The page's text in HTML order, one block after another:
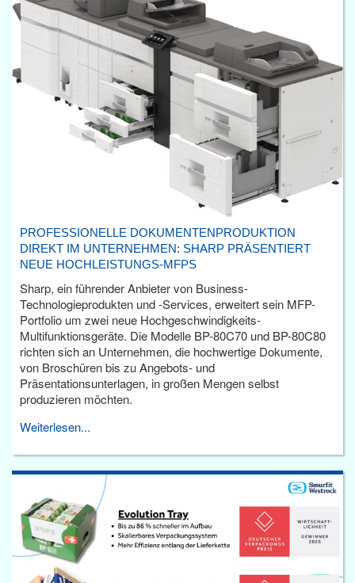
PROFESSIONELLE DOKUMENTENPRODUKTION
DIREKT IM UNTERNEHMEN: SHARP PRÄSENTIERT
NEUE HOCHLEISTUNGS-MFPS
Sharp, ein führender Anbieter von Business-
Technologieprodukten und -Services, erweitert sein MFP-
Portfolio um zwei neue Hochgeschwindigkeits-
Multifunktionsgeräte. Die Modelle BP-80C70 und BP-80C80
richten sich an Unternehmen, die hochwertige Dokumente,
von Broschüren bis zu Angebots- und
Präsentationsunterlagen, in großen Mengen selbst
produzieren möchten.
Weiterlesen...